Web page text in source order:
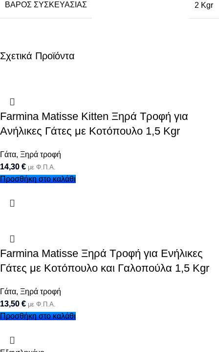
ΒΆΡΟΣ ΣΥΣΚΕΥΑΣΊΑΣ 2 Kgr
Σχετικά Προϊόντα
Farmina Matisse Kitten Ξηρά Τροφή για
Ανήλικες Γάτες με Κοτόπουλο 1,5 Kgr
Γάτα, Ξηρά τροφή
14,30 € με Φ.Π.Α.
Προσθήκη στο καλάθι
Farmina Matisse Ξηρά Τροφή για Ενήλικες
Γάτες με Κοτόπουλο και Γαλοπούλα 1,5 Kgr
Γάτα, Ξηρά τροφή
13,50 € με Φ.Π.Α.
Προσθήκη στο καλάθι